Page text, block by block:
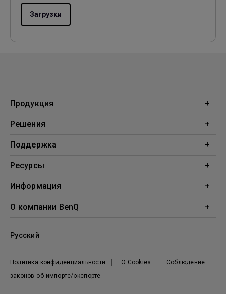
Загрузки
Продукция
Проекторы
Решения
Образование
Поддержка
Поддержка
Ресурсы
Проекционный калькулятор
Информация
BenQ AQCOLOR
О компании BenQ
Новости
Политика конфиденциальности О Cookies
Соблюдение
законов об импорте/экспорте
Русский